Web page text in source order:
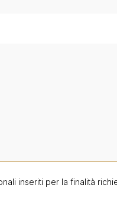
inseriti per la finalità